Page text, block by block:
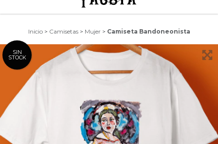
Inicio > Camisetas > Mujer > Camiseta Bandoneonista
SIN
STOCK